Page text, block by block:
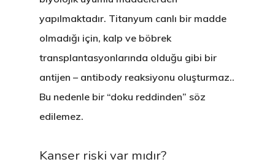
yapılmaktadır. Titanyum canlı bir madde
olmadığı için, kalp ve böbrek
transplantasyonlarında olduğu gibi bir
antijen – antibody reaksiyonu oluşturmaz..
Bu nedenle bir “doku reddinden” söz
edilemez.
Kanser riski var mıdır?
Sağlık Turizmi
İdari Kadro
Kurumsal Kimlik
Tedavilerimiz
CERRAHİ
İmplant Tedavisi
All On Four İmplant
ESTETİK
Diş Beyazlatma
BRANŞLAR
Kliniklerimiz
Hekimlerimiz
Sağlık Turizmi